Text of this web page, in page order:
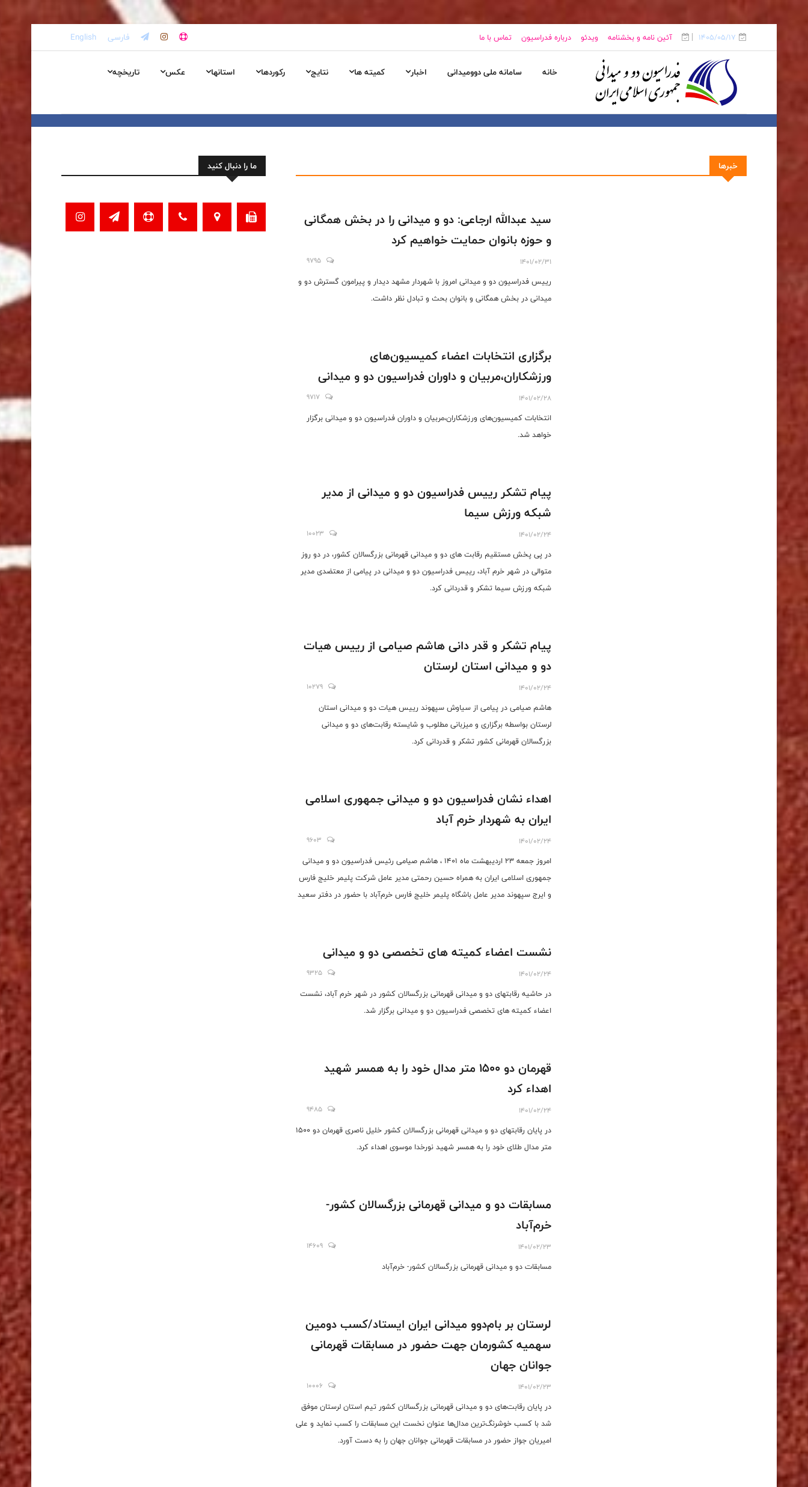
1405/05/17 آئین نامه و بخشنامه ویدئو درباره فدراسیون تماس با ما فارسی English
خانه سامانه ملی دوومیدانی اخبار کمیته ها نتایج رکوردها استانها عکس تاریخچه
خبرها
سید عبدالله ارجاعی: دو و میدانی را در بخش همگانی
و حوزه بانوان حمایت خواهیم کرد
1401/02/31
9795
رییس فدراسیون دو و میدانی امروز با شهردار مشهد دیدار و پیرامون گسترش دو و
میدانی در بخش همگانی و بانوان بحث و تبادل نظر داشت.
برگزاری انتخابات اعضاء کمیسیون‌های
ورزشکاران،مربیان و داوران فدراسیون دو و میدانی
1401/02/28
9717
انتخابات کمیسیون‌های ورزشکاران،مربیان و داوران فدراسیون دو و میدانی برگزار
خواهد شد.
پیام تشکر رییس فدراسیون دو و میدانی از مدیر
شبکه ورزش سیما
1401/02/24
10023
در پی پخش مستقیم رقابت های دو و میدانی قهرمانی بزرگسالان کشور، در دو روز
متوالی در شهر خرم آباد، رییس فدراسیون دو و میدانی در پیامی از معتضدی مدیر
شبکه ورزش سیما تشکر و قدردانی کرد.
پیام تشکر و قدر دانی هاشم صیامی از رییس هیات
دو و میدانی استان لرستان
1401/02/24
10279
هاشم صیامی در پیامی از سیاوش سپهوند رییس هیات دو و میدانی استان
لرستان بواسطه برگزاری و میزبانی مطلوب و شایسته رقابت‌های دو و میدانی
بزرگسالان قهرمانی کشور ‌تشکر و قدردانی کرد.
اهداء نشان فدراسیون دو و میدانی جمهوری اسلامی
ایران به شهردار خرم آباد
1401/02/24
9603
امروز جمعه ۲۳ اردیبهشت ماه ۱۴۰۱ ، هاشم صیامی رئیس فدراسیون دو و میدانی
جمهوری اسلامی ایران به همراه حسین رحمتی مدیر عامل شرکت پلیمر خلیج فارس
و ایرج سپهوند مدیر عامل باشگاه پلیمر خلیج فارس خرم‌آباد با حضور در دفتر سعید
نشست اعضاء کمیته های تخصصی دو و میدانی
1401/02/24
9325
در حاشیه رقابتهای دو و میدانی قهرمانی بزرگسالان کشور در شهر خرم آباد، نشست
اعضاء کمیته های تخصصی فدراسیون دو و میدانی برگزار شد.
قهرمان دو ۱۵۰۰ متر مدال خود را به همسر شهید
اهداء کرد
1401/02/24
9485
در پایان رقابتهای دو و میدانی قهرمانی بزرگسالان کشور خلیل ناصری قهرمان دو ۱۵۰۰
متر مدال طلای خود را به همسر شهید نورخدا موسوی اهداء کرد.
مسابقات دو و میدانی قهرمانی بزرگسالان کشور-
خرم‌آباد
1401/02/23
14609
مسابقات دو و میدانی قهرمانی بزرگسالان کشور- خرم‌آباد
لرستان بر بام‌دو‌و میدانی ایران ایستاد/کسب دومین
سهمیه کشورمان جهت حضور در مسابقات قهرمانی
جوانان جهان
1401/02/23
10006
در پایان رقابت‌های دو و میدانی قهرمانی بزرگسالان کشور تیم استان لرستان موفق
شد با کسب خوشرنگ‌ترین مدال‌ها عنوان نخست این مسابقات را کسب نماید و علی
امیریان جواز حضور در مسابقات قهرمانی جوانان جهان را به دست آورد.
ما را دنبال کنید